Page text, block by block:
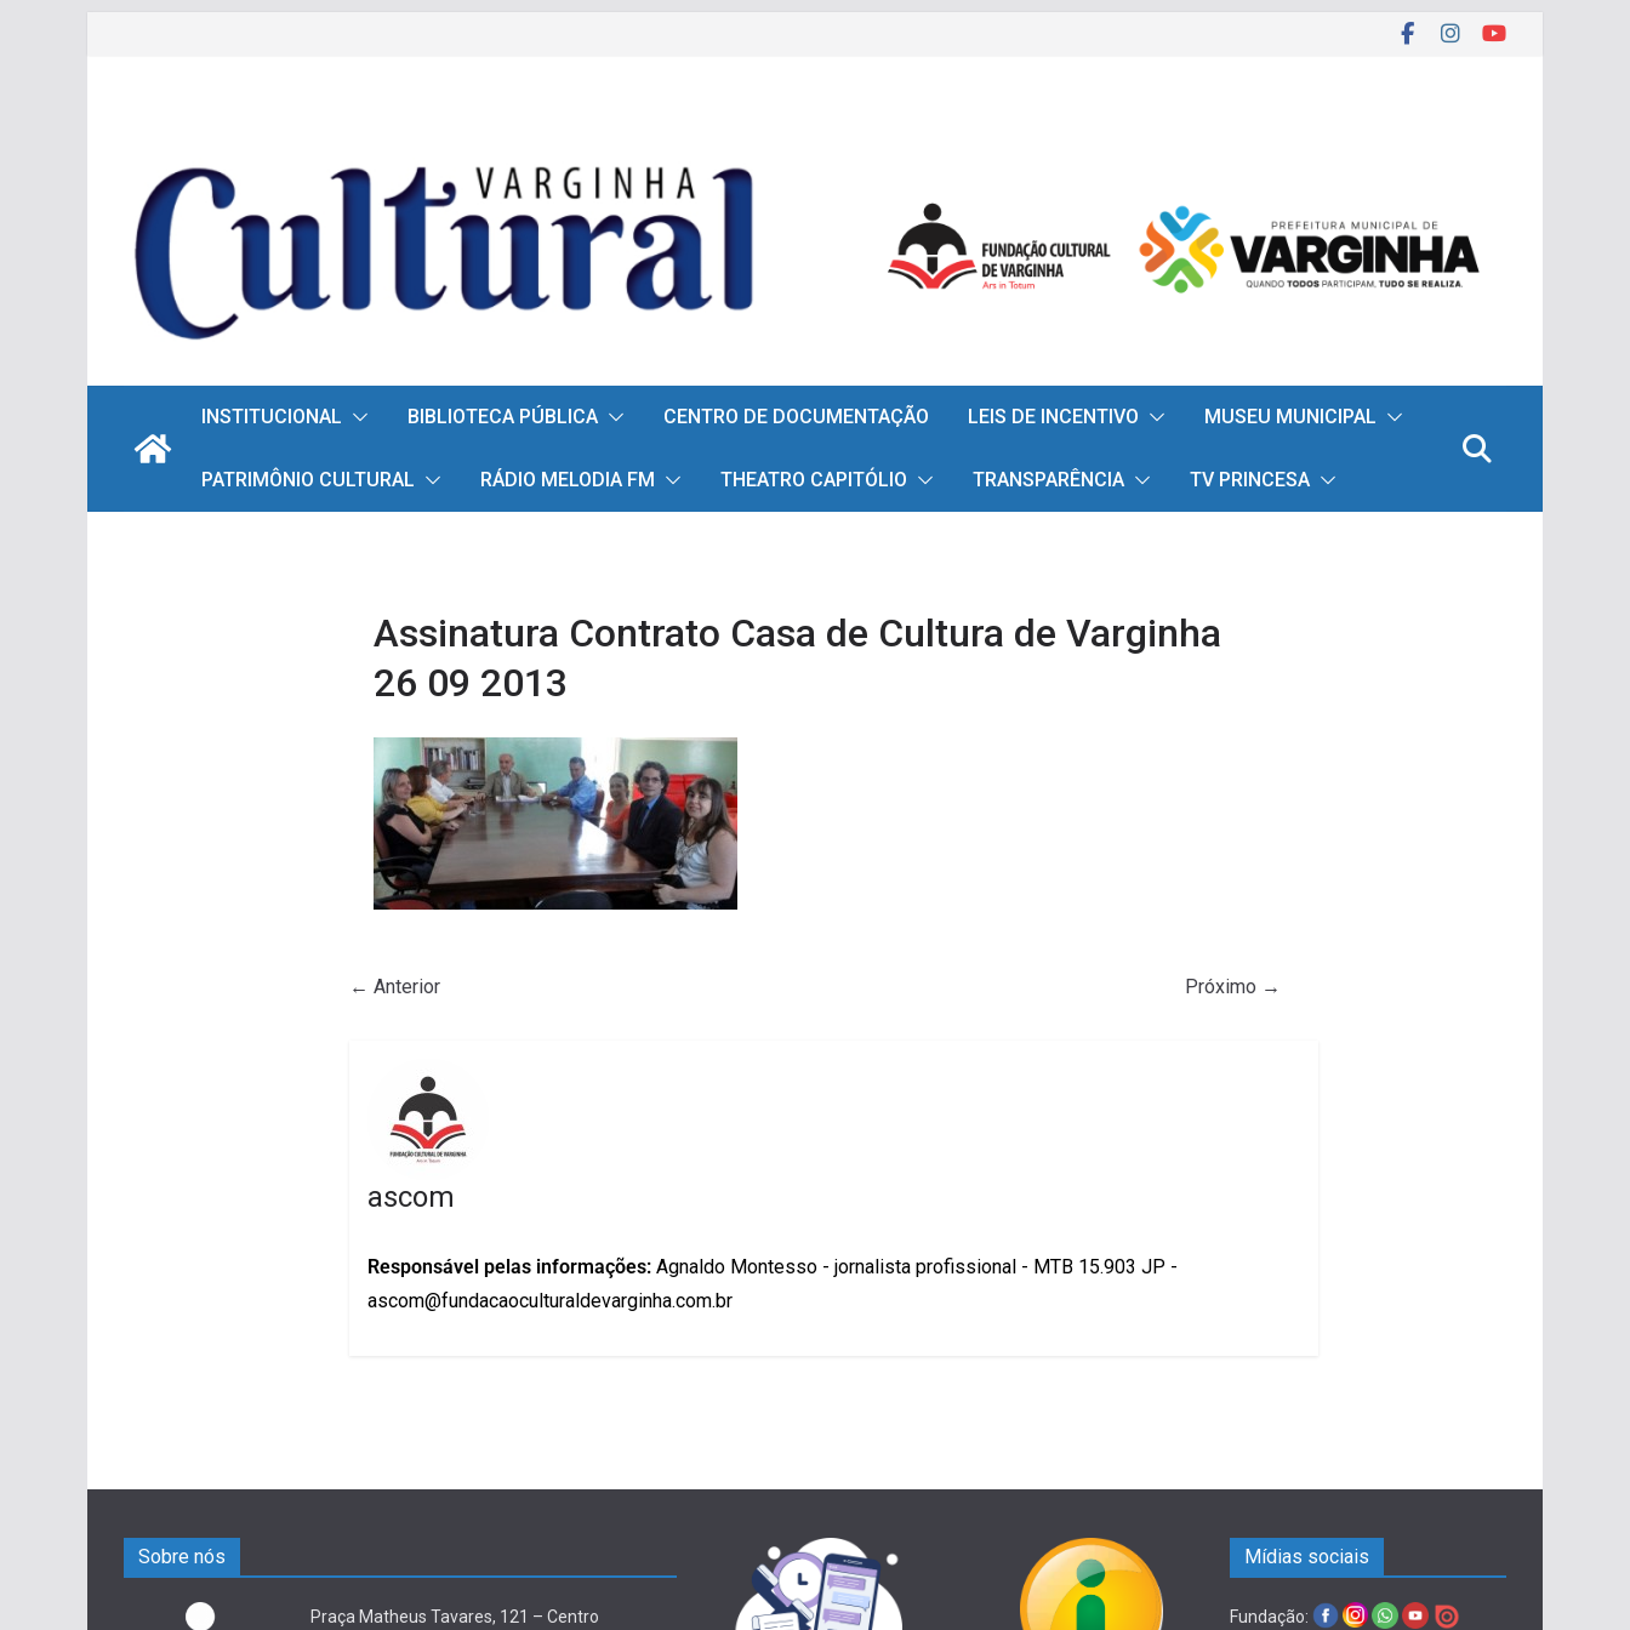
INSTITUCIONAL BIBLIOTECA PÚBLICA CENTRO DE DOCUMENTAÇÃO LEIS DE INCENTIVO MUSEU MUNICIPAL
PATRIMÔNIO CULTURAL RÁDIO MELODIA FM THEATRO CAPITÓLIO TRANSPARÊNCIA TV PRINCESA
Assinatura Contrato Casa de Cultura de Varginha
26 09 2013
← Anterior Próximo →
ascom
Responsável pelas informações: Agnaldo Montesso - jornalista profissional - MTB 15.903 JP -
ascom@fundacaoculturaldevarginha.com.br
Sobre nós
Praça Matheus Tavares, 121 – Centro
Mídias sociais
Fundação: